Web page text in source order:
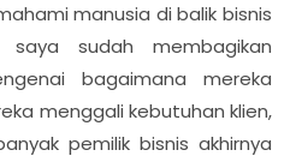
manusia di balik bisnis
saya sudah membagikan
bagaimana mereka
menggali kebutuhan klien,
pemilik bisnis akhirnya